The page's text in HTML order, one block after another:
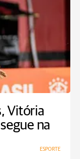
Vitória
na
ESPORTE